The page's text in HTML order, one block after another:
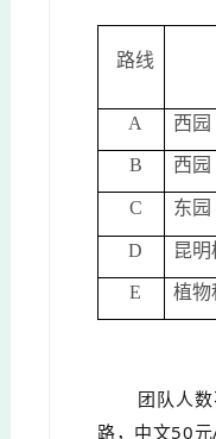
路线
A 西
B 西
C 东园
D 昆
E 植物
团队人数
路，中文50元